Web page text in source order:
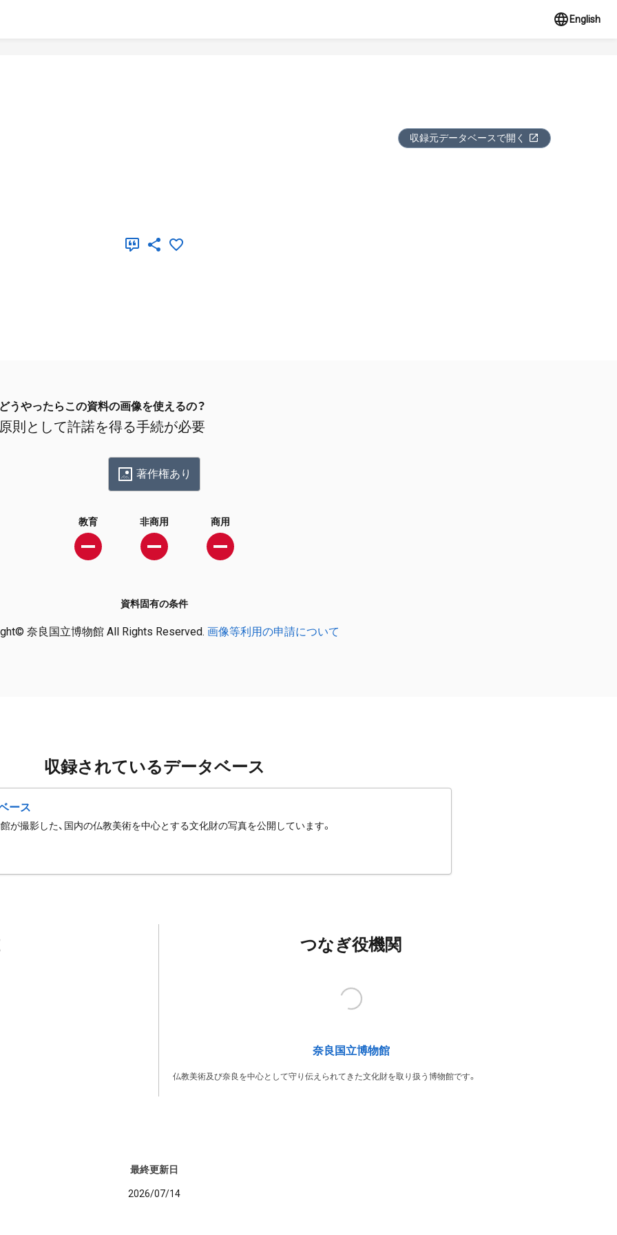
English
収録元データベースで開く
どうやったらこの資料の画像を使えるの？
原則として許諾を得る手続が必要
著作権あり
教育 非商用 商用
資料固有の条件
奈良国立博物館 All Rights Reserved. 画像等利用の申請について
収録されているデータベース
ース
が撮影した、国内の仏教美術を中心とする文化財の写真を公開しています。
つなぎ役機関
奈良国立博物館
仏教美術及び奈良を中心として守り伝えられてきた文化財を取り扱う博物館です。
最終更新日
2026/07/14